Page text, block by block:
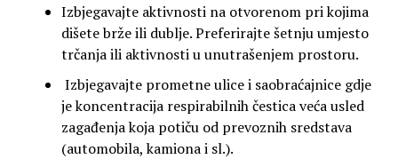
Izbjegavajte aktivnosti na otvorenom pri kojima
dišete brže ili dublje. Preferirajte šetnju umjesto
trčanja ili aktivnosti u unutrašenjem prostoru.
Izbjegavajte prometne ulice i saobraćajnice gdje
je koncentracija respirabilnih čestica veća usled
zagađenja koja potiču od prevoznih sredstava
(automobila, kamiona i sl.).